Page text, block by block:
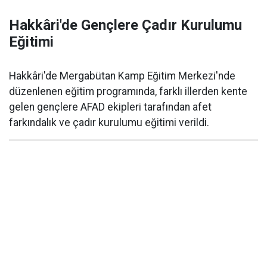
Hakkâri'de Gençlere Çadır Kurulumu
Eğitimi
Hakkâri'de Mergabütan Kamp Eğitim Merkezi'nde
düzenlenen eğitim programında, farklı illerden kente
gelen gençlere AFAD ekipleri tarafından afet
farkındalık ve çadır kurulumu eğitimi verildi.